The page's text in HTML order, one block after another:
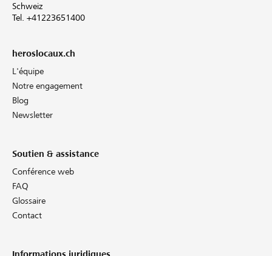
Schweiz
Tel. +41223651400
heroslocaux.ch
L'équipe
Notre engagement
Blog
Newsletter
Soutien & assistance
Conférence web
FAQ
Glossaire
Contact
Informations juridiques